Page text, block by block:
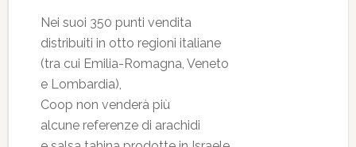
Nei suoi 350 punti vendita
distribuiti in otto regioni italiane
(tra cui Emilia-Romagna, Veneto
e Lombardia),
Coop non venderà più
alcune referenze di arachidi